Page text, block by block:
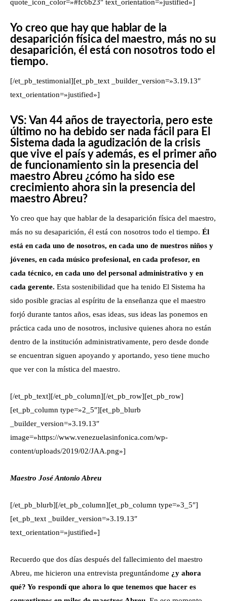
quote_icon_color=»#fc6b23″ text_orientation=»justified»]
Yo creo que hay que hablar de la
desaparición física del maestro, más no su
desaparición, él está con nosotros todo el
tiempo.
[/et_pb_testimonial][et_pb_text _builder_version=»3.19.13″
text_orientation=»justified»]
VS: Van 44 años de trayectoria, pero este
último no ha debido ser nada fácil para El
Sistema dada la agudización de la crisis
que vive el país y además, es el primer año
de funcionamiento sin la presencia del
maestro Abreu ¿cómo ha sido ese
crecimiento ahora sin la presencia del
maestro Abreu?
Yo creo que hay que hablar de la desaparición física del maestro,
más no su desaparición, él está con nosotros todo el tiempo. Él
está en cada uno de nosotros, en cada uno de nuestros niños y
jóvenes, en cada músico profesional, en cada profesor, en
cada técnico, en cada uno del personal administrativo y en
cada gerente. Esta sostenibilidad que ha tenido El Sistema ha
sido posible gracias al espíritu de la enseñanza que el maestro
forjó durante tantos años, esas ideas, sus ideas las ponemos en
práctica cada uno de nosotros, inclusive quienes ahora no están
dentro de la institución administrativamente, pero desde donde
se encuentran siguen apoyando y aportando, yeso tiene mucho
que ver con la mística del maestro.
[/et_pb_text][/et_pb_column][/et_pb_row][et_pb_row]
[et_pb_column type=»2_5″][et_pb_blurb
_builder_version=»3.19.13″
image=»https://www.venezuelasinfonica.com/wp-
content/uploads/2019/02/JAA.png»]
Maestro José Antonio Abreu
[/et_pb_blurb][/et_pb_column][et_pb_column type=»3_5″]
[et_pb_text _builder_version=»3.19.13″
text_orientation=»justified»]
Recuerdo que dos días después del fallecimiento del maestro
Abreu, me hicieron una entrevista preguntándome ¿y ahora
qué? Yo respondí que ahora lo que tenemos que hacer es